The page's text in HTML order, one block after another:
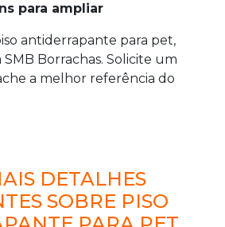
para ampliar
antiderrapante para pet,
Borrachas. Solicite um
a melhor referência do
DETALHES
SOBRE PISO